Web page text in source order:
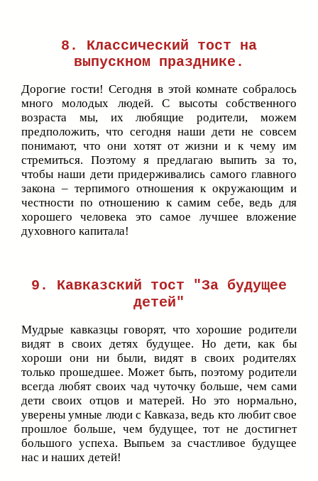
8. Классический тост на
выпускном празднике.
Дорогие гости! Сегодня в этой комнате собралось
много молодых людей. С высоты собственного
возраста мы, их любящие родители, можем
предположить, что сегодня наши дети не совсем
понимают, что они хотят от жизни и к чему им
стремиться. Поэтому я предлагаю выпить за то,
чтобы наши дети придерживались самого главного
закона – терпимого отношения к окружающим и
честности по отношению к самим себе, ведь для
хорошего человека это самое лучшее вложение
духовного капитала!
9. Кавказский тост "За будущее
детей"
Мудрые кавказцы говорят, что хорошие родители
видят в своих детях будущее. Но дети, как бы
хороши они ни были, видят в своих родителях
только прошедшее. Может быть, поэтому родители
всегда любят своих чад чуточку больше, чем сами
дети своих отцов и матерей. Но это нормально,
уверены умные люди с Кавказа, ведь кто любит свое
прошлое больше, чем будущее, тот не достигнет
большого успеха. Выпьем за счастливое будущее
нас и наших детей!